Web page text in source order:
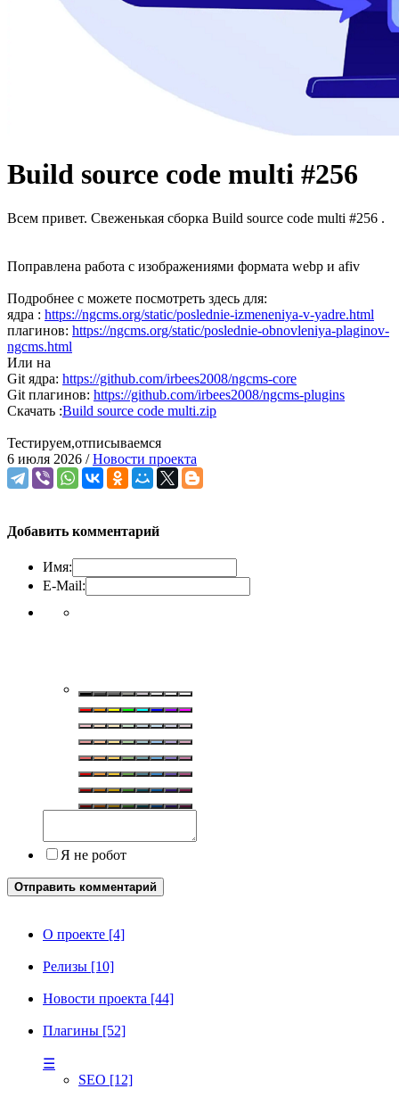
Build source code multi #256
Всем привет. Свеженькая сборка Build source code multi #256 .
Поправлена работа с изображениями формата webp и afiv
Подробнее с можете посмотреть здесь для:
ядра : https://ngcms.org/static/poslednie-izmeneniya-v-yadre.html
плагинов: https://ngcms.org/static/poslednie-obnovleniya-plaginov-
ngcms.html
Или на
Git ядра: https://github.com/irbees2008/ngcms-core
Git плагинов: https://github.com/irbees2008/ngcms-plugins
Скачать :Build source code multi.zip
Тестируем,отписываемся
6 июля 2026 /Новости проекта
Добавить комментарий
Имя:
E-Mail:
Я не робот
Отправить комментарий
О проекте [4]
Релизы [10]
Новости проекта [44]
Плагины [52]
☰
SEO [12]